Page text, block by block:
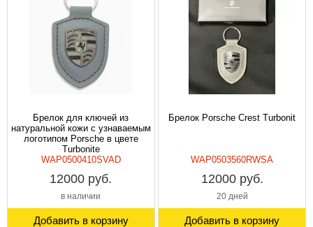
Брелок для ключей из
натуральной кожи с узнаваемым
логотипом Porsche в цвете
Turbonite
WAP0500410SVAD
12000 руб.
в наличии
Добавить в корзину
Брелок Porsche Crest Turbonit
WAP0503560RWSA
12000 руб.
20 дней
Добавить в корзину